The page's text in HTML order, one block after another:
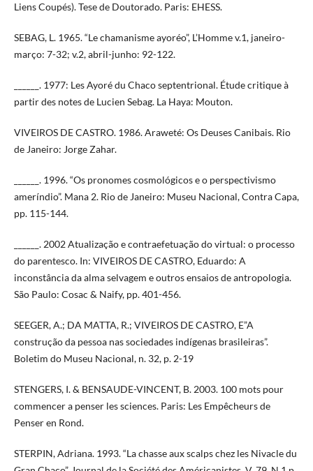
Liens Coupés). Tese de Doutorado. Paris: EHESS.
SEBAG, L. 1965. “Le chamanisme ayoréo”, L’Homme v.1, janeiro-
março: 7-32; v.2, abril-junho: 92-122.
______. 1977: Les Ayoré du Chaco septentrional. Étude critique à
partir des notes de Lucien Sebag. La Haya: Mouton.
VIVEIROS DE CASTRO. 1986. Araweté: Os Deuses Canibais. Rio
de Janeiro: Jorge Zahar.
______. 1996. “Os pronomes cosmológicos e o perspectivismo
ameríndio”. Mana 2. Rio de Janeiro: Museu Nacional, Contra Capa,
pp. 115-144.
______. 2002 Atualização e contraefetuação do virtual: o processo
do parentesco. In: VIVEIROS DE CASTRO, Eduardo: A
inconstância da alma selvagem e outros ensaios de antropologia.
São Paulo: Cosac & Naify, pp. 401-456.
SEEGER, A.; DA MATTA, R.; VIVEIROS DE CASTRO, E”A
construção da pessoa nas sociedades indígenas brasileiras”.
Boletim do Museu Nacional, n. 32, p. 2-19
STENGERS, I. & BENSAUDE-VINCENT, B. 2003. 100 mots pour
commencer a penser les sciences. Paris: Les Empêcheurs de
Penser en Rond.
STERPIN, Adriana. 1993. “La chasse aux scalps chez les Nivacle du